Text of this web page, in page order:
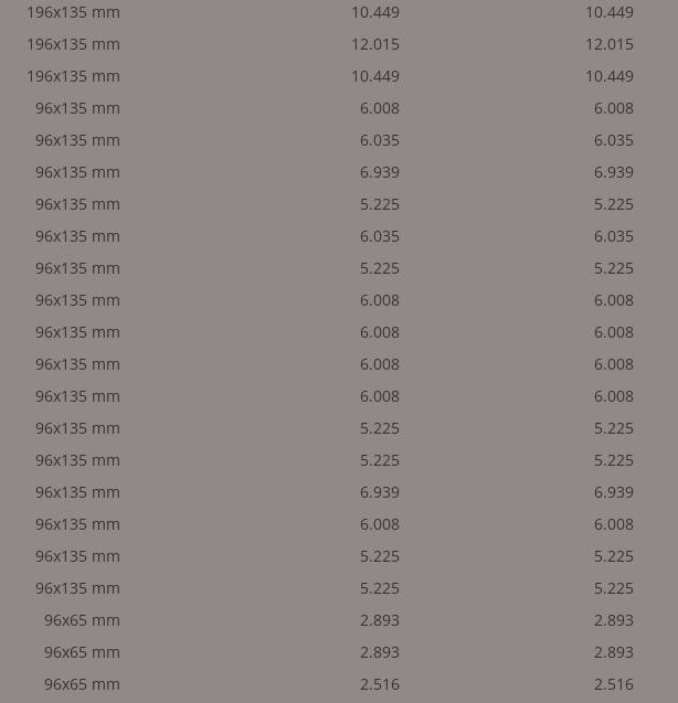
196x135 mm 10.449
10.449
196x135 mm 12.015
12.015
196x135 mm 10.449
10.449
96x135 mm 6.008
6.008
96x135 mm 6.035
6.035
96x135 mm 6.939
6.939
96x135 mm 5.225
5.225
96x135 mm 6.035
6.035
96x135 mm 5.225
5.225
96x135 mm 6.008
6.008
96x135 mm 6.008
6.008
96x135 mm 6.008
6.008
96x135 mm 6.008
6.008
96x135 mm 5.225
5.225
96x135 mm 5.225
5.225
96x135 mm 6.939
6.939
96x135 mm 6.008
6.008
96x135 mm 5.225
5.225
96x135 mm 5.225
5.225
96x65 mm 2.893
2.893
96x65 mm 2.893
2.893
96x65 mm 2.516
2.516